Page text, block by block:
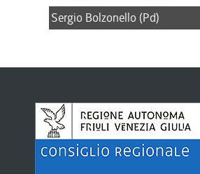
Sergio Bolzonello (Pd)